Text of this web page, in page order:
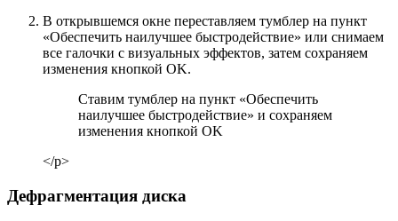
В открывшемся окне переставляем тумблер на пункт
«Обеспечить наилучшее быстродействие» или снимаем
все галочки с визуальных эффектов, затем сохраняем
изменения кнопкой OK.
Ставим тумблер на пункт «Обеспечить
наилучшее быстродействие» и сохраняем
изменения кнопкой OK
</p>
Дефрагментация диска